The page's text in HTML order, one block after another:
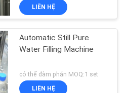
LIÊN HỆ
Automatic Still Pure
Water Filling Machine
có thể đàm phán MOQ:1 set
LIÊN HỆ